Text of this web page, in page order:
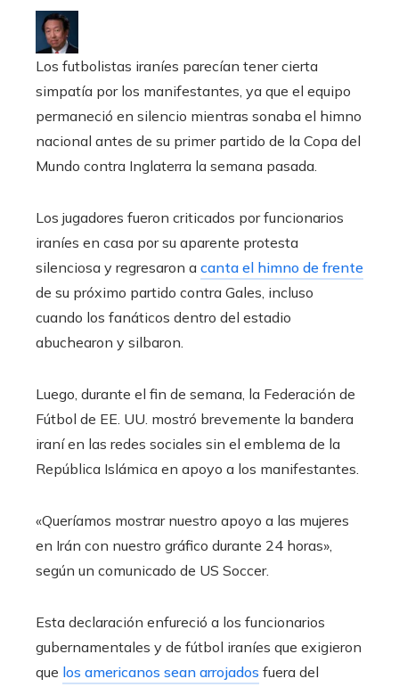
Los futbolistas iraníes parecían tener cierta
simpatía por los manifestantes, ya que el equipo
permaneció en silencio mientras sonaba el himno
nacional antes de su primer partido de la Copa del
Mundo contra Inglaterra la semana pasada.
Los jugadores fueron criticados por funcionarios
iraníes en casa por su aparente protesta
silenciosa y regresaron a canta el himno de frente
de su próximo partido contra Gales, incluso
cuando los fanáticos dentro del estadio
abuchearon y silbaron.
Luego, durante el fin de semana, la Federación de
Fútbol de EE. UU. mostró brevemente la bandera
iraní en las redes sociales sin el emblema de la
República Islámica en apoyo a los manifestantes.
«Queríamos mostrar nuestro apoyo a las mujeres
en Irán con nuestro gráfico durante 24 horas»,
según un comunicado de US Soccer.
Esta declaración enfureció a los funcionarios
gubernamentales y de fútbol iraníes que exigieron
que los americanos sean arrojados fuera del